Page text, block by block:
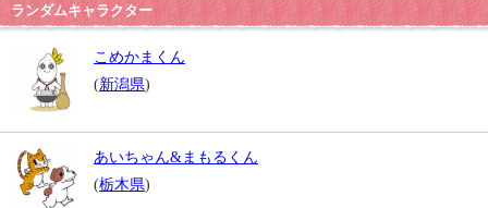
ランダムキャラクター
こめかまくん
(新潟県)
あいちゃん&まもるくん
(栃木県)